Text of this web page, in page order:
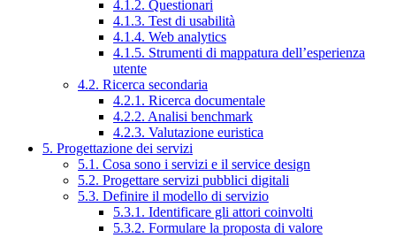
4.1.2. Questionari
4.1.3. Test di usabilità
4.1.4. Web analytics
4.1.5. Strumenti di mappatura dell’esperienza
utente
4.2. Ricerca secondaria
4.2.1. Ricerca documentale
4.2.2. Analisi benchmark
4.2.3. Valutazione euristica
5. Progettazione dei servizi
5.1. Cosa sono i servizi e il service design
5.2. Progettare servizi pubblici digitali
5.3. Definire il modello di servizio
5.3.1. Identificare gli attori coinvolti
5.3.2. Formulare la proposta di valore